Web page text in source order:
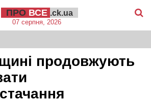
ПРО ВСЕ .ck.ua
07 серпня, 2026
продовжують